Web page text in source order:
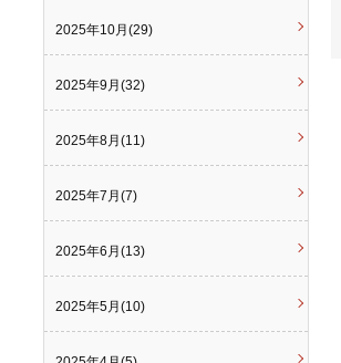
2025年10月(29)
2025年9月(32)
2025年8月(11)
2025年7月(7)
2025年6月(13)
2025年5月(10)